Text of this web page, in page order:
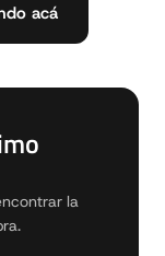
acá
la